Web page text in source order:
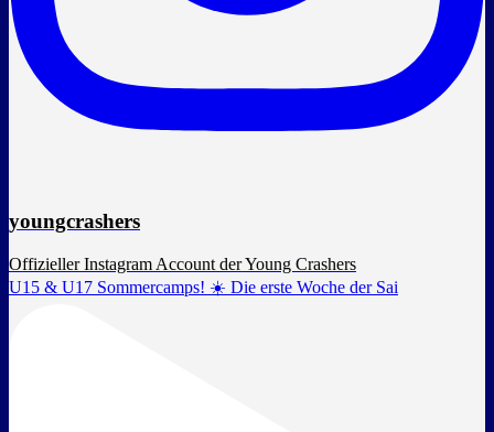
youngcrashers
Offizieller Instagram Account der Young Crashers
U15 & U17 Sommercamps! ☀️ Die erste Woche der Sai